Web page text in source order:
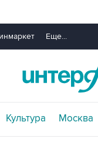
Еще...
Культура Москва